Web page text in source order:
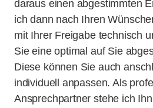
daraus einen abgestimmten
ich dann nach Ihren
mit Ihrer Freigabe technisch
Sie eine optimal auf Sie
Diese können Sie auch
individuell anpassen. Als
Ansprechpartner stehe ich